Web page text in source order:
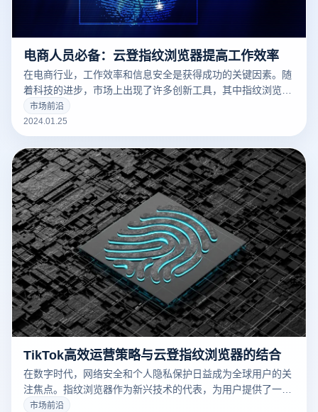
电商人员必备：云登指纹浏览器提高工作效率
在电商行业，工作效率和信息安全是获得成功的关键因素。随
着科技的进步，市场上出现了许多创新工具，其中指纹浏览器
因其独特的功能和优势，成为电商人员提升工作效率的神器。
本文将探讨指纹浏览器如何帮助电商人员提升工作效率，特别
关注云登指纹浏览器的应用。
市场前沿
2024.01.25
TikTok高效运营策略与云登指纹浏览器的结合
在数字时代，网络安全和个人隐私保护日益成为全球用户的关
注焦点。指纹浏览器作为新兴技术的代表，为用户提供了一个
新的网络浏览和数据保护的解决方案。
市场前沿